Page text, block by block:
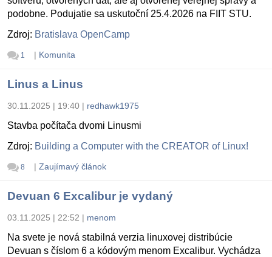
podobne. Podujatie sa uskutoční 25.4.2026 na FIIT STU.
Zdroj: Bratislava OpenCamp
1 | Komunita
Linus a Linus
30.11.2025 | 19:40 | redhawk1975
Stavba počítača dvomi Linusmi
Zdroj: Building a Computer with the CREATOR of Linux!
8 | Zaujímavý článok
Devuan 6 Excalibur je vydaný
03.11.2025 | 22:52 | menom
Na svete je nová stabilná verzia linuxovej distribúcie
Devuan s číslom 6 a kódovým menom Excalibur. Vychádza